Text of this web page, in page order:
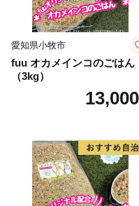
愛知県小牧市
fuu オカメインコのごはん
（3kg）
13,000